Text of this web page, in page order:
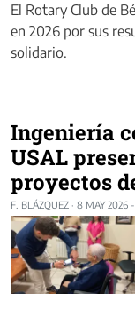
El Rotary Club de
en 2026 por sus
solidario.
Ingeniería
USAL
proyectos
F. BLÁZQUEZ · 8 MAY 2026